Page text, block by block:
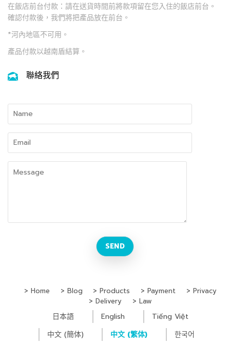
在飯店前台付款：請在送貨時間前將款項留在您入住的飯店前台。
確認付款後，我們將把產品放在前台。
*河內地區不可用。
產品付款以越南盾結算。
聯絡我們
Home Blog Products Payment
Privacy
Delivery
Law
日本語 English
Tiếng Việt
中文 (簡体)
中文 (繁体) 한국어